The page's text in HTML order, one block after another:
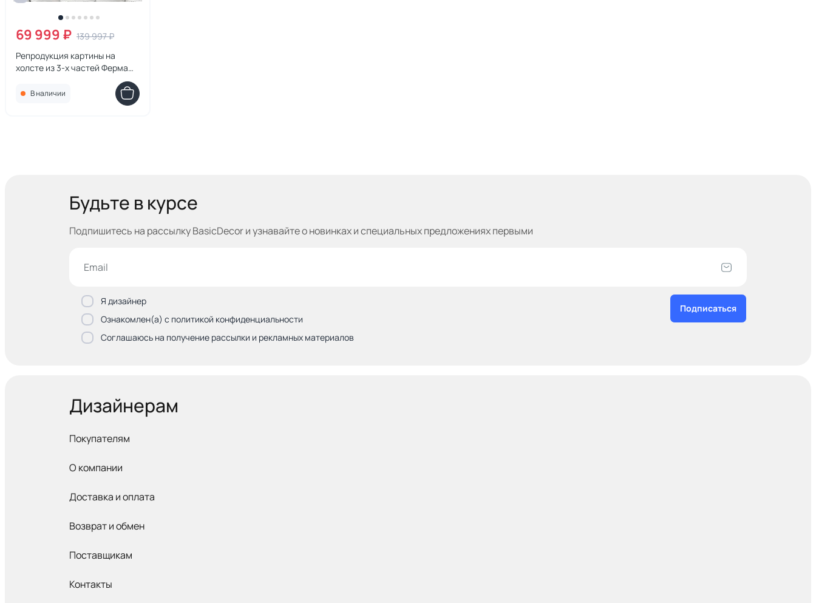
69 999 ₽ 139 997 ₽
Репродукция картины на
холсте из 3-х частей Ферма
недалеко от Дуйвендрехта,
1916г.В наличии
Будьте в курсе
Подпишитесь на рассылку BasicDecor и узнавайтео новинках и специальных предложениях первыми
Я дизайнер
Ознакомлен(а) с политикой конфиденциальности
Соглашаюсь на получение рассылки и рекламных материалов
Подписаться
Дизайнерам
Покупателям
О компании
Доставка и оплата
Возврат и обмен
Поставщикам
Контакты